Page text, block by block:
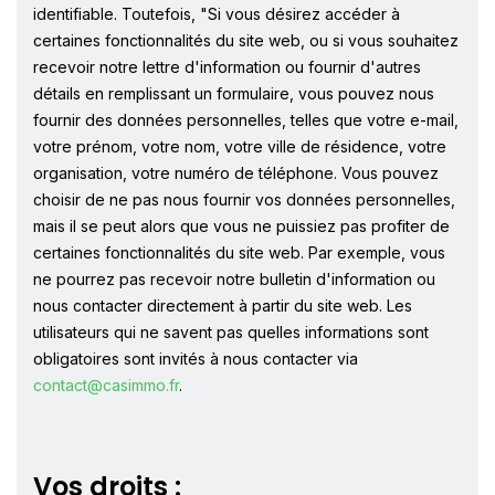
identifiable. Toutefois, "Si vous désirez accéder à
certaines fonctionnalités du site web, ou si vous souhaitez
recevoir notre lettre d'information ou fournir d'autres
détails en remplissant un formulaire, vous pouvez nous
fournir des données personnelles, telles que votre e-mail,
votre prénom, votre nom, votre ville de résidence, votre
organisation, votre numéro de téléphone. Vous pouvez
choisir de ne pas nous fournir vos données personnelles,
mais il se peut alors que vous ne puissiez pas profiter de
certaines fonctionnalités du site web. Par exemple, vous
ne pourrez pas recevoir notre bulletin d'information ou
nous contacter directement à partir du site web. Les
utilisateurs qui ne savent pas quelles informations sont
obligatoires sont invités à nous contacter via
contact@casimmo.fr.
Vos droits :